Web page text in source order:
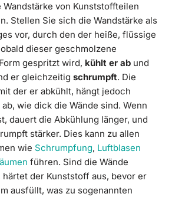
Wandstärke von Kunststoffteilen
Stellen Sie sich die Wandstärke als
vor, durch den der heiße, flüssige
dieser geschmolzene
gespritzt wird, kühlt er ab und
er gleichzeitig schrumpft. Die
der er abkühlt, hängt jedoch
wie dick die Wände sind. Wenn
dauert die Abkühlung länger, und
stärker. Dies kann zu allen
wie Schrumpfung, Luftblasen
führen. Sind die Wände
härtet der Kunststoff aus, bevor er
ausfüllt, was zu sogenannten